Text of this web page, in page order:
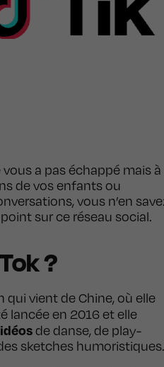
vous a pas échappé mais à
de vos enfants ou
vous n’en
sur ce réseau social.
?
qui vient de Chine, où elle
lancée en 2016 et elle
de danse, de play-
sketches humoristiques.